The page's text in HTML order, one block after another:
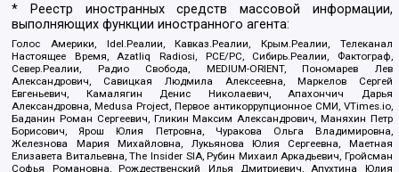
* Реестр иностранных средств массовой информации,
выполняющих функции иностранного агента:
Голос Америки, Idel.Реалии, Кавказ.Реалии, Крым.Реалии, Телеканал
Настоящее Время, Azatliq Radiosi, PCE/PC, Сибирь.Реалии, Фактограф,
Север.Реалии, Радио Свобода, MEDIUM-ORIENT, Пономарев Лев
Александрович, Савицкая Людмила Алексеевна, Маркелов Сергей
Евгеньевич, Камалягин Денис Николаевич, Апахончич Дарья
Александровна, Medusa Project, Первое антикоррупционное СМИ, VTimes.io,
Баданин Роман Сергеевич, Гликин Максим Александрович, Маняхин Петр
Борисович, Ярош Юлия Петровна, Чуракова Ольга Владимировна,
Железнова Мария Михайловна, Лукьянова Юлия Сергеевна, Маетная
Елизавета Витальевна, The Insider SIA, Рубин Михаил Аркадьевич, Гройсман
Софья Романовна, Рождественский Илья Дмитриевич, Апухтина Юлия